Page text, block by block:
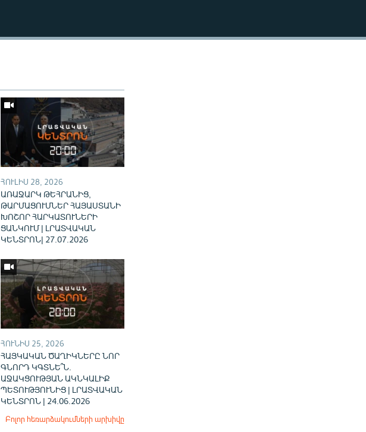
360p
720p
ՀՈՒԼԻՍ 28, 2026
ԱՌԱՋԱՐԿ ԹԵՀՐԱՆԻՑ,
ԹԱՐՄԱՑՈՒՄՆԵՐ ՀԱՅԱՍՏԱՆԻ
ԽՈՇՈՐ ՀԱՐԿԱՏՈՒՆԵՐԻ
ՑԱՆԿՈՒՄ | ԼՐԱՏՎԱԿԱՆ
ԿԵՆՏՐՈՆ| 27.07.2026
ՀՈՒՆԻՍ 25, 2026
ՀԱՅԿԱԿԱՆ ԾԱՂԻԿՆԵՐԸ ՆՈՐ
ԳՆՈՐԴ ԿԳՏՆԵ՞Ն.
ԱՋԱԿՑՈՒԹՅԱՆ ԱԿՆԿԱԼԻՔ
ՊԵՏՈՒԹՅՈՒՆԻՑ | ԼՐԱՏՎԱԿԱՆ
ԿԵՆՏՐՈՆ | 24.06.2026
Բոլոր հեռարձակումների արխիվը